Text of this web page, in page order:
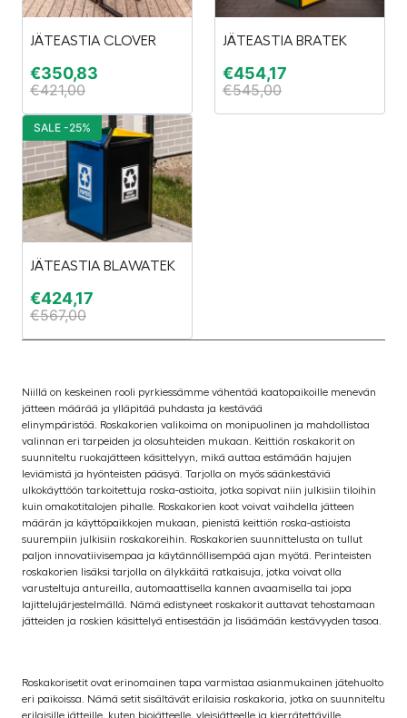
JÄTEASTIA CLOVER
€350,83
€421,00
JÄTEASTIA BRATEK
€454,17
€545,00
JÄTEASTIA BLAWATEK
€424,17
€567,00
SALE -25%
Niillä on keskeinen rooli pyrkiessämme vähentää kaatopaikoille menevän
jätteen määrää ja ylläpitää puhdasta ja kestävää
elinympäristöä. Roskakorien valikoima on monipuolinen ja mahdollistaa
valinnan eri tarpeiden ja olosuhteiden mukaan. Keittiön roskakorit on
suunniteltu ruokajätteen käsittelyyn, mikä auttaa estämään hajujen
leviämistä ja hyönteisten pääsyä. Tarjolla on myös säänkestäviä
ulkokäyttöön tarkoitettuja roska-astioita, jotka sopivat niin julkisiin tiloihin
kuin omakotitalojen pihalle. Roskakorien koot voivat vaihdella jätteen
määrän ja käyttöpaikkojen mukaan, pienistä keittiön roska-astioista
suurempiin julkisiin roskakoreihin. Roskakorien suunnittelusta on tullut
paljon innovatiivisempaa ja käytännöllisempää ajan myötä. Perinteisten
roskakorien lisäksi tarjolla on älykkäitä ratkaisuja, jotka voivat olla
varusteltuja antureilla, automaattisella kannen avaamisella tai jopa
lajittelujärjestelmällä. Nämä edistyneet roskakorit auttavat tehostamaan
jätteiden ja roskien käsittelyä entisestään ja lisäämään kestävyyden tasoa.
Roskakorisetit ovat erinomainen tapa varmistaa asianmukainen jätehuolto
eri paikoissa. Nämä setit sisältävät erilaisia roskakoria, jotka on suunniteltu
erilaisille jätteille, kuten biojätteelle, yleisjätteelle ja kierrätettäville